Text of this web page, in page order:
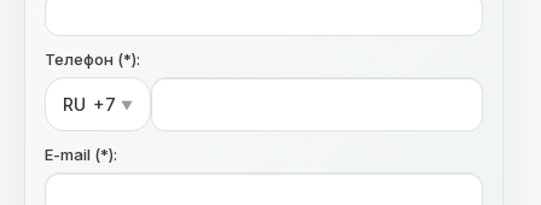
Телефон (*):
RU +7 ▼
E-mail (*):